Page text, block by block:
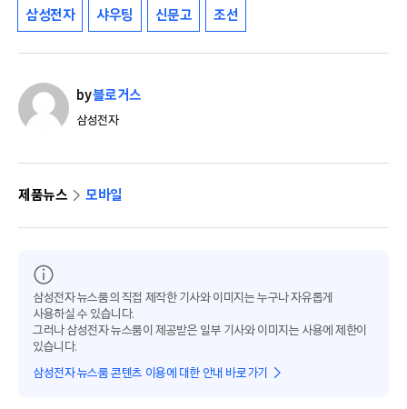
삼성전자 샤우팅 신문고 조선
by블로거스
삼성전자
제품뉴스 모바일
삼성전자 뉴스룸의 직접 제작한 기사와 이미지는 누구나 자유롭게
사용하실 수 있습니다.
그러나 삼성전자 뉴스룸이 제공받은 일부 기사와 이미지는 사용에 제한이
있습니다.
삼성전자 뉴스룸 콘텐츠 이용에 대한 안내 바로가기